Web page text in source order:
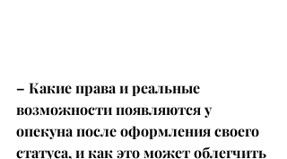
– Какие права и реальные
возможности появляются у
опекуна после оформления своего
статуса, и как это может облегчить